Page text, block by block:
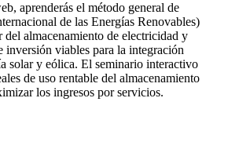
aprenderás el método general de
de las Energías Renovables)
del almacenamiento de electricidad y
inversión viables para la integración
solar y eólica. El seminario interactivo
de uso rentable del almacenamiento
los ingresos por servicios.